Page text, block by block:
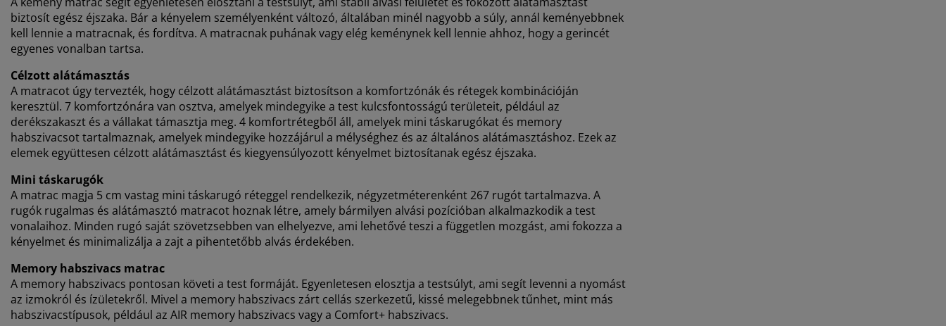
biztosít egész éjszaka. Bár a kényelem személyenként változó, általában minél nagyobb a súly, annál keményebbnek
kell lennie a matracnak, és fordítva. A matracnak puhának vagy elég keménynek kell lennie ahhoz, hogy a gerincét
egyenes vonalban tartsa.
Célzott alátámasztás
A matracot úgy tervezték, hogy célzott alátámasztást biztosítson a komfortzónák és rétegek kombinációján
keresztül. 7 komfortzónára van osztva, amelyek mindegyike a test kulcsfontosságú területeit, például az
derékszakaszt és a vállakat támasztja meg. 4 komfortrétegből áll, amelyek mini táskarugókat és memory
habszivacsot tartalmaznak, amelyek mindegyike hozzájárul a mélységhez és az általános alátámasztáshoz. Ezek az
elemek együttesen célzott alátámasztást és kiegyensúlyozott kényelmet biztosítanak egész éjszaka.
Mini táskarugók
A matrac magja 5 cm vastag mini táskarugó réteggel rendelkezik, négyzetméterenként 267 rugót tartalmazva. A
rugók rugalmas és alátámasztó matracot hoznak létre, amely bármilyen alvási pozícióban alkalmazkodik a test
vonalaihoz. Minden rugó saját szövetzsebben van elhelyezve, ami lehetővé teszi a független mozgást, ami fokozza a
kényelmet és minimalizálja a zajt a pihentetőbb alvás érdekében.
Memory habszivacs matrac
A memory habszivacs pontosan követi a test formáját. Egyenletesen elosztja a testsúlyt, ami segít levenni a nyomást
az izmokról és ízületekről. Mivel a memory habszivacs zárt cellás szerkezetű, kissé melegebbnek tűnhet, mint más
habszivacstípusok, például az AIR memory habszivacs vagy a Comfort+ habszivacs.